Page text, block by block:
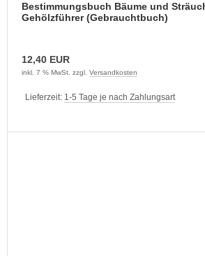
Bestimmungsbuch Bäume und
Gehölzführer (Gebrauchtbuch)
12,40 EUR
inkl. 7 % MwSt. zzgl. Versandkosten
Lieferzeit: 1-5 Tage je nach Zahlungsart